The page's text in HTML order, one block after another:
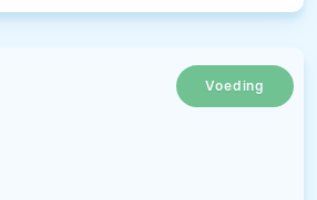
Voeding